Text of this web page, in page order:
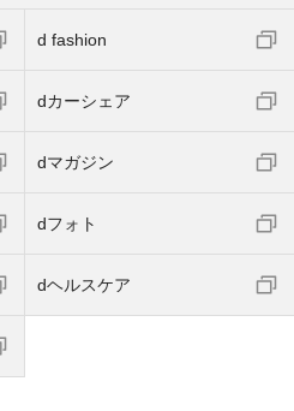
d fashion
dカーシェア
dマガジン
dフォト
dヘルスケア